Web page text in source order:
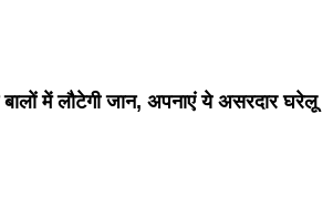
में लौटेगी जान, अपनाएं ये असरदार घरेलू